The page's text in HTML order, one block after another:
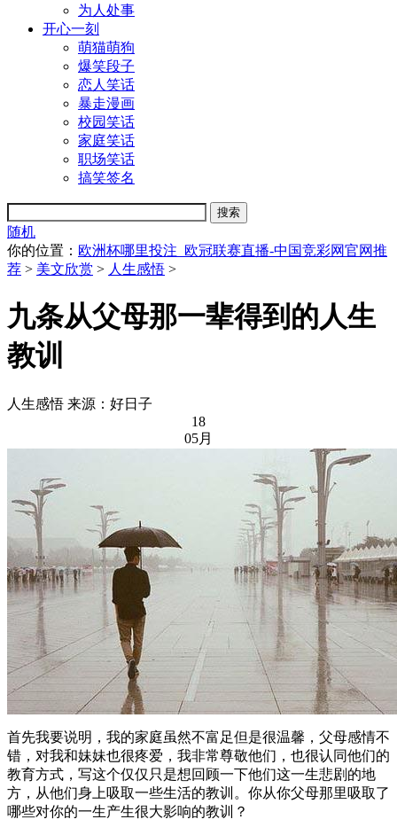
为人处事
开心一刻
萌猫萌狗
爆笑段子
恋人笑话
暴走漫画
校园笑话
家庭笑话
职场笑话
搞笑签名
随机
你的位置： 欧洲杯哪里投注_欧冠联赛直播-中国竞彩网官网推
荐 > 美文欣赏 > 人生感悟 >
九条从父母那一辈得到的人生
教训
人生感悟 来源：好日子
18
05月
首先我要说明，我的家庭虽然不富足但是很温馨，父母感情不
错，对我和妹妹也很疼爱，我非常尊敬他们，也很认同他们的
教育方式，写这个仅仅只是想回顾一下他们这一生悲剧的地
方，从他们身上吸取一些生活的教训。你从你父母那里吸取了
哪些对你的一生产生很大影响的教训？